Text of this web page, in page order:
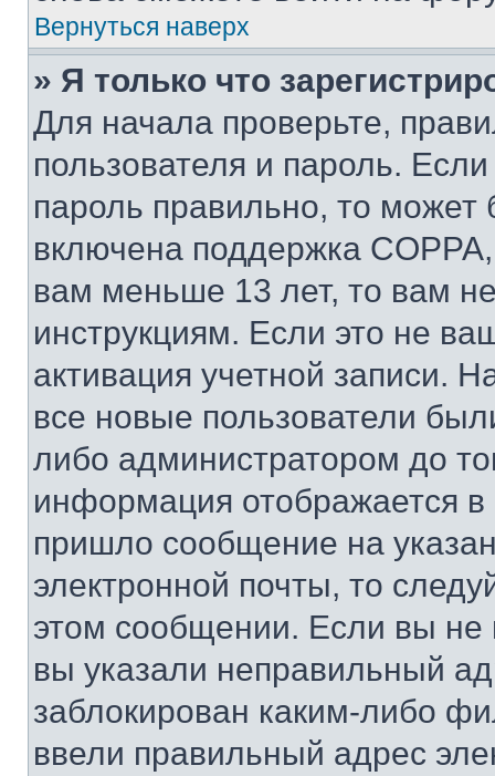
Вернуться наверх
» Я только что
Для начала проверьте,
пользователя и пароль.
пароль правильно, то может
включена поддержка
вам меньше 13 лет, то вам
инструкциям. Если это не
активация учетной записи.
все новые пользователи
либо администратором до
информация отображается
пришло сообщение на
электронной почты, то
этом сообщении. Если вы
вы указали неправильный
заблокирован каким-либо
ввели правильный адрес